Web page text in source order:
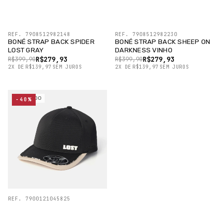
BONÉ STRAP BACK SPIDER
LOST GRAY
R$279,93
R$399,90
2X DE R$139,97 SEM JUROS
REF. 7908512982148
BONÉ STRAP BACK SHEEP ON
DARKNESS VINHO
R$279,93
R$399,90
2X DE R$139,97 SEM JUROS
REF. 7908512982230
ESGOTADO
REF. 7900121045825
-40%